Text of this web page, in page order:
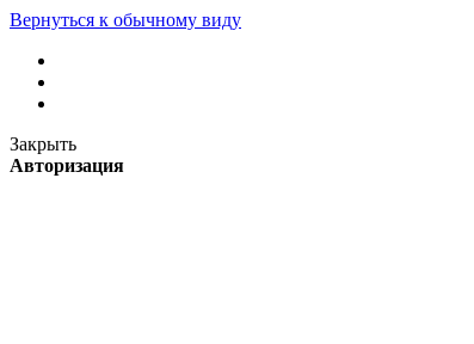
Вернуться к обычному виду
Закрыть
Авторизация